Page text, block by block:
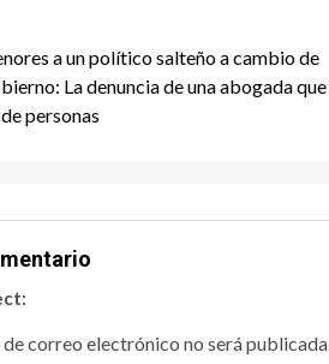
a un político salteño a cambio de
La denuncia de una abogada que
personas
correo electrónico no será publicada.